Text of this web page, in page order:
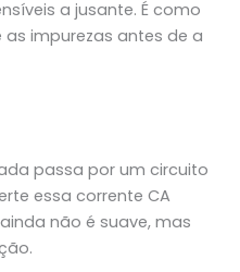
a jusante. É como
impurezas antes de a
passa por um circuito
essa corrente CA
não é suave, mas